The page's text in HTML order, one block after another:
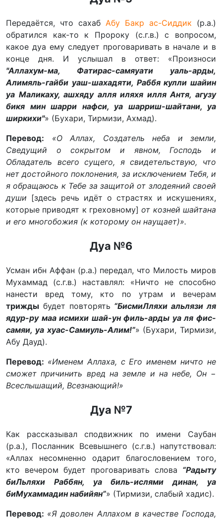
Передаётся, что сахаб Абу Бакр ас-Сиддик (р.а.)
обратился как-то к Пророку (с.г.в.) с вопросом,
какое дуа ему следует проговаривать в начале и в
конце дня. И услышал в ответ: «Произноси
"Аллахум-ма, Фатирас-самяуати уаль-арды,
Алимяль-гайби уаш-шахадяти, Раббя кулли шайин
уа Маликаху, ашхяду алля иляхя илля Антя, агузу
бикя мин шарри нафси, уа шарриш-шайтани, уа
ширкихи"» (Бухари, Тирмизи, Ахмад).
Перевод:
«О Аллах, Создатель неба и земли,
Сведущий о сокрытом и явном, Господь и
Обладатель всего сущего, я свидетельствую, что
нет достойного поклонения, за исключением Тебя, и
я обращаюсь к Тебе за защитой от злодеяний своей
души [здесь речь идёт о страстях и искушениях,
которые приводят к греховному]от козней шайтана
и его многобожия (к которому он наущает)».
Дуа №6
Усман ибн Аффан (р.а.) передал, что Милость миров
Мухаммад (с.г.в.) наставлял: «Ничто не способно
нанести вред тому, кто по утрам и вечерам
трижды будет повторять “БисмиЛляхи альлязи ля
ядур-ру маа исмихи шай-ун филь-арды уа ля фис-
самяи, уа хуас-Самиуль-Алим!”» (Бухари, Тирмизи,
Абу Дауд).
Перевод: «Именем Аллаха, с Его именем ничто не
сможет причинить вред на земле и на небе, Он −
Всеслышащий, Всезнающий!»
Дуа №7
Как рассказывал сподвижник по имени Саубан
(р.а.), Посланник Всевышнего (с.г.в.) напутствовал:
«Аллах несомненно одарит благословением того,
кто вечером будет проговаривать слова “Радыту
биЛьляхи Раббян, уа биль-ислями динан, уа
биМухаммадин набийян”» (Тирмизи, слабый хадис).
Перевод: «Я доволен Аллахом в качестве Господа,